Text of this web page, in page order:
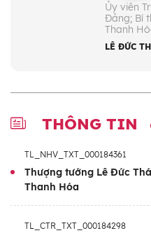
- Ủy viên
XIII, XIV
khóa XVI
- Đại biểu
Trình độ lý luận
Trình độ chuyên
ngành Quân sự
Ủy viên
Đảng; Bí
Thanh
LÊ ĐỨC
THÔNG TIN
TL_NHV_TXT_000184361
Thượng tướng Lê Đức
Thanh Hóa
TL_CTR_TXT_000184298